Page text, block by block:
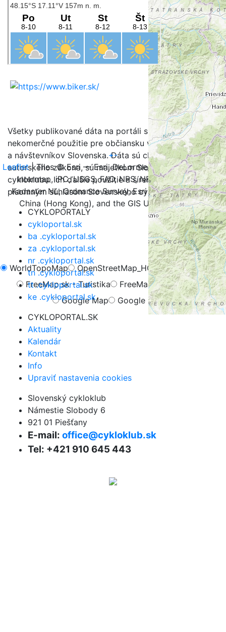
WorldTopoMap OpenStreetMap_HOT
OpenCycleMap
FreeMap.sk - Turistika
FreeMap.sk - Cyklistika
Google Map
Google Hybrid
+-
Leaflet| Tiles © Esri — Esri, DeLorme, NAVTEQ, TomTom,
Intermap, iPC, USGS, FAO, NPS, NRCAN, GeoBase,
Kadaster NL, Ordnance Survey, Esri Japan, METI, Esri
China (Hong Kong), and the GIS User Community
Všetky publikované dáta na portáli sú určené na
nekomerčné použitie pre občiansku verejnosť, turistov
a návštevníkov Slovenska. Dáta sú chránené v zmysle
autorského zákona, sú majetkom Slovenského
cykloklubu. Ich ďalšie použitie a šírenie je možné iba s
písomným súhlasom Slovenského cykloklubu.
CYKLOPORTALY
cykloportal.sk
ba .cykloportal.sk
za .cykloportal.sk
nr .cykloportal.sk
tn .cykloportal.sk
tt .cykloportal.sk
ke .cykloportal.sk
CYKLOPORTAL.SK
Aktuality
Kalendár
Kontakt
Info
Upraviť nastavenia cookies
Slovenský cykloklub
Námestie Slobody 6
921 01 Piešťany
E-mail: office@cykloklub.sk
Tel: +421 910 645 443